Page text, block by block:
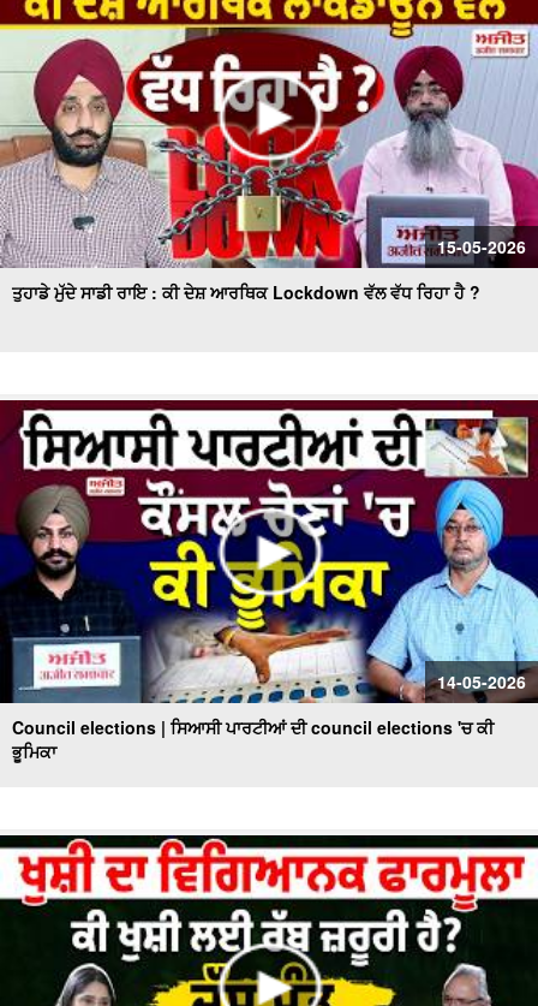
15-05-2026
ਤੁਹਾਡੇ ਮੁੱਦੇ ਸਾਡੀ ਰਾਇ : ਕੀ ਦੇਸ਼ ਆਰਥਿਕ Lockdown ਵੱਲ ਵੱਧ ਰਿਹਾ ਹੈ ?
14-05-2026
Council elections | ਸਿਆਸੀ ਪਾਰਟੀਆਂ ਦੀ council elections 'ਚ ਕੀ
ਭੂਮਿਕਾ